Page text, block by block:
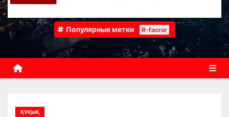
Популярные метки R-facror
ҚҰҚЫҚ